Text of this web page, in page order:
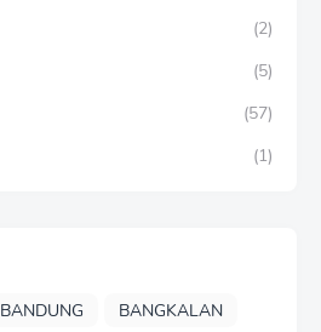
(2)
(5)
(57)
(1)
BANDUNG
BANGKALAN